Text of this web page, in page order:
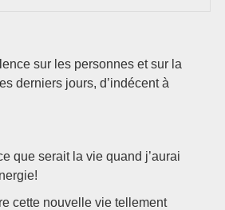
sur les personnes et sur la
derniers jours, d’indécent à
que serait la vie quand j’aurai
cette nouvelle vie tellement